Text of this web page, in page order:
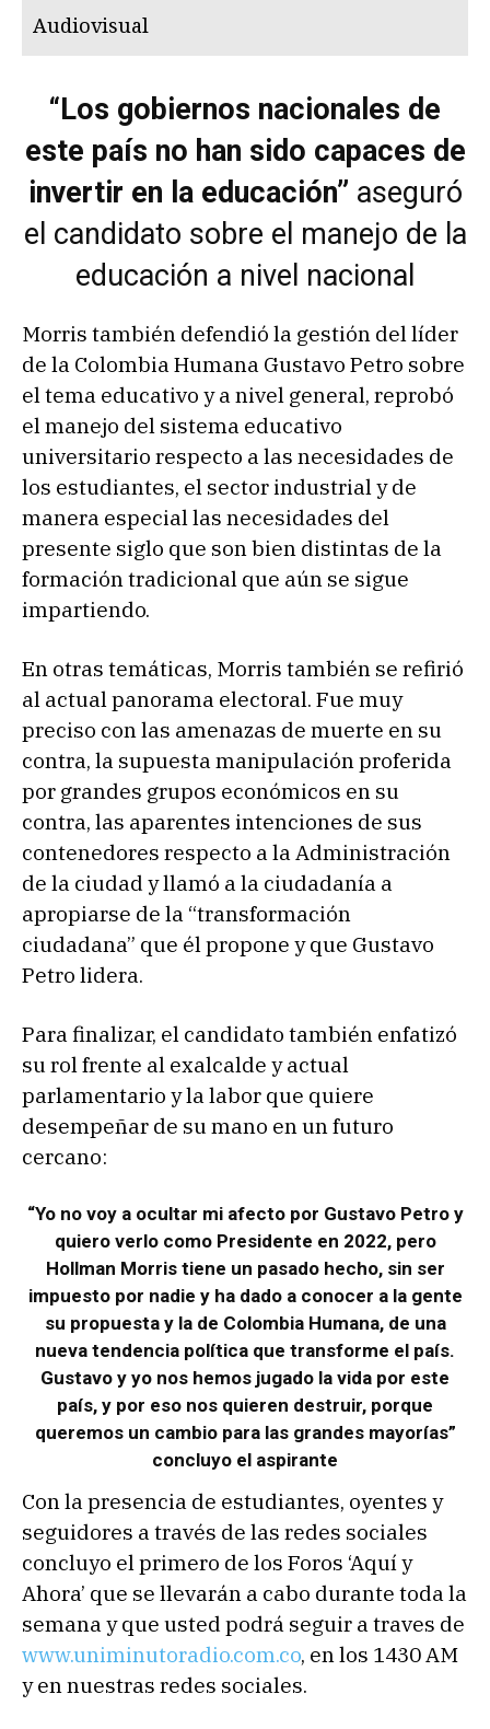
Audiovisual
“Los gobiernos nacionales de
este país no han sido capaces de
invertir en la educación” aseguró
el candidato sobre el manejo de la
educación a nivel nacional
Morris también defendió la gestión del líder
de la Colombia Humana Gustavo Petro sobre
el tema educativo y a nivel general, reprobó
el manejo del sistema educativo
universitario respecto a las necesidades de
los estudiantes, el sector industrial y de
manera especial las necesidades del
presente siglo que son bien distintas de la
formación tradicional que aún se sigue
impartiendo.
En otras temáticas, Morris también se refirió
al actual panorama electoral. Fue muy
preciso con las amenazas de muerte en su
contra, la supuesta manipulación proferida
por grandes grupos económicos en su
contra, las aparentes intenciones de sus
contenedores respecto a la Administración
de la ciudad y llamó a la ciudadanía a
apropiarse de la “transformación
ciudadana” que él propone y que Gustavo
Petro lidera.
Para finalizar, el candidato también enfatizó
su rol frente al exalcalde y actual
parlamentario y la labor que quiere
desempeñar de su mano en un futuro
cercano:
“Yo no voy a ocultar mi afecto por Gustavo Petro y
quiero verlo como Presidente en 2022, pero
Hollman Morris tiene un pasado hecho, sin ser
impuesto por nadie y ha dado a conocer a la gente
su propuesta y la de Colombia Humana, de una
nueva tendencia política que transforme el país.
Gustavo y yo nos hemos jugado la vida por este
país, y por eso nos quieren destruir, porque
queremos un cambio para las grandes mayorías”
concluyo el aspirante
Con la presencia de estudiantes, oyentes y
seguidores a través de las redes sociales
concluyo el primero de los Foros ‘Aquí y
Ahora’ que se llevarán a cabo durante toda la
semana y que usted podrá seguir a traves de
www.uniminutoradio.com.co, en los 1430 AM
y en nuestras redes sociales.